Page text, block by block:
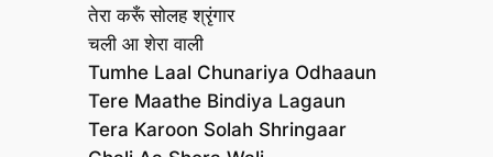
तेरा करूँ सोलह श्रृंगार
चली आ शेरा वाली
Tumhe Laal Chunariya Odhaaun
Tere Maathe Bindiya Lagaun
Tera Karoon Solah Shringaar